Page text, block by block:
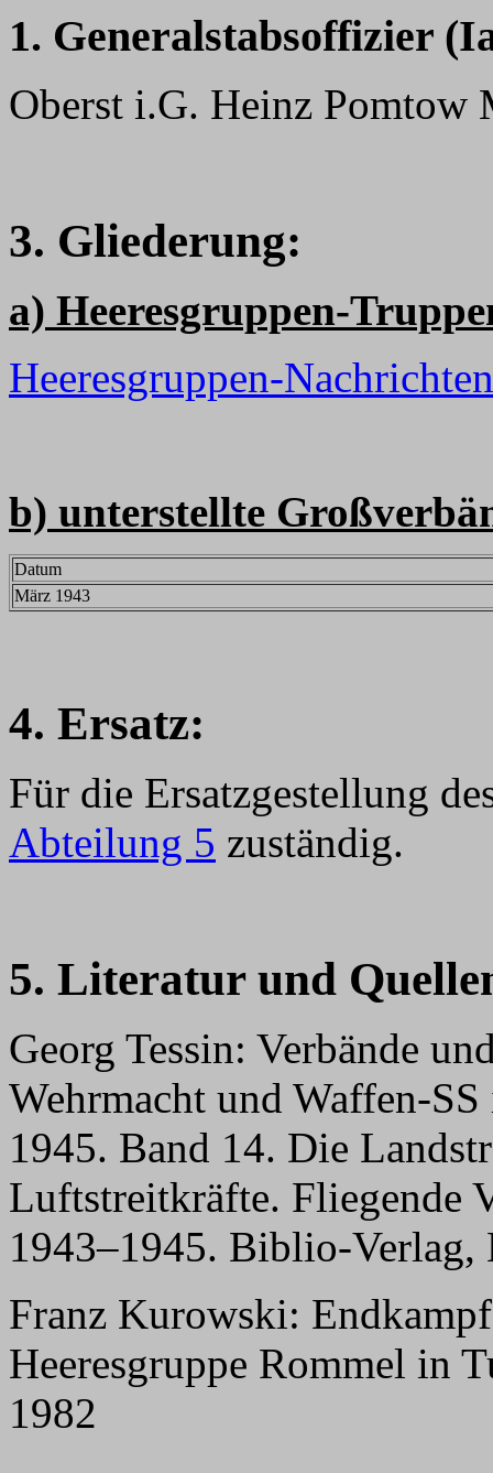
1. Generalstabsoffizier
Oberst i.G. Heinz Pomtow
3. Gliederung:
a) Heeresgruppen-
Heeresgruppen-
b) unterstellte
Datum
März 1943
4. Ersatz:
Für die Ersatzgestellung
Abteilung 5 zuständig.
5. Literatur und
Georg Tessin: Verbände
Wehrmacht und Waffen-
1945. Band 14. Die
Luftstreitkräfte. Fliegende
1943–1945. Biblio-Verlag,
Franz Kurowski:
Heeresgruppe Rommel in
1982